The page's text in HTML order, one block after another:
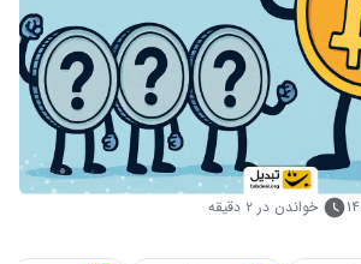
خواندن در ۲ دقیقه